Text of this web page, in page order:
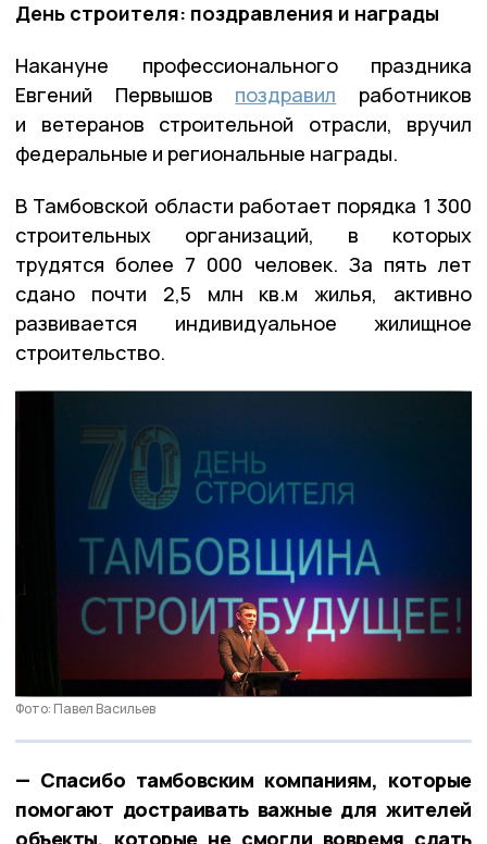
День строителя: поздравления и награды
Накануне профессионального праздника
Евгений Первышов поздравил работников
и ветеранов строительной отрасли, вручил
федеральные и региональные награды.
В Тамбовской области работает порядка 1 300
строительных организаций, в которых
трудятся более 7 000 человек. За пять лет
сдано почти 2,5 млн кв.м жилья, активно
развивается индивидуальное жилищное
строительство.
Фото: Павел Васильев
— Спасибо тамбовским компаниям, которые
помогают достраивать важные для жителей
объекты, которые не смогли вовремя сдать